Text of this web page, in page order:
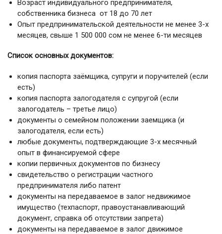
Возраст индивидуального предпринимателя,
собственника бизнеса от 18 до 70 лет
Опыт предпринимательской деятельности не менее 3-х
месяцев, свыше 1 500 000 сом не менее 6-ти месяцев
Список основных документов:
копия паспорта заёмщика, супруги и поручителей (если
есть)
копия паспорта залогодателя с супругой (если
залогодатель – третье лицо)
документы о семейном положении заемщика (и
залогодателя, если есть)
любые документы, подтверждающие 3-х месячный
опыт в финансируемой сфере
копии первичных документов по бизнесу
свидетельство о регистрации частного
предпринимателя либо патент
документы на передаваемое в залог недвижимое
имущество (техпаспорт, правоустанавливающий
документ, справка об отсутствии запрета)
документы на передаваемое в залог движимое